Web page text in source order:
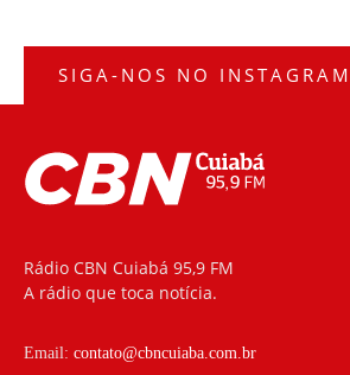
SIGA-NOS NO INSTAGRAM
Rádio CBN Cuiabá 95,9 FM
A rádio que toca notícia.
Email: contato@cbncuiaba.com.br